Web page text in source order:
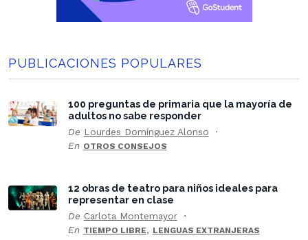
PUBLICACIONES POPULARES
100 preguntas de primaria que la mayoría de
adultos no sabe responder
De Lourdes Domínguez Alonso
En OTROS CONSEJOS
12 obras de teatro para niños ideales para
representar en clase
De Carlota Montemayor
En TIEMPO LIBRE, LENGUAS EXTRANJERAS